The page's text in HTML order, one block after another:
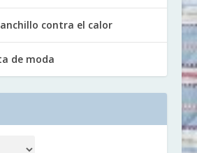
contra el calor
de moda